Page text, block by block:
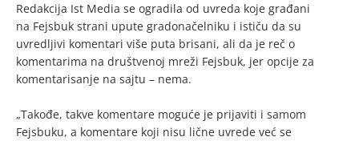
Redakcija Ist Media se ogradila od uvreda koje građani
na Fejsbuk strani upute gradonačelniku i ističu da su
uvredljivi komentari više puta brisani, ali da je reč o
komentarima na društvenoj mreži Fejsbuk, jer opcije za
komentarisanje na sajtu – nema.
„Takođe, takve komentare moguće je prijaviti i samom
Fejsbuku, a komentare koji nisu lične uvrede već se